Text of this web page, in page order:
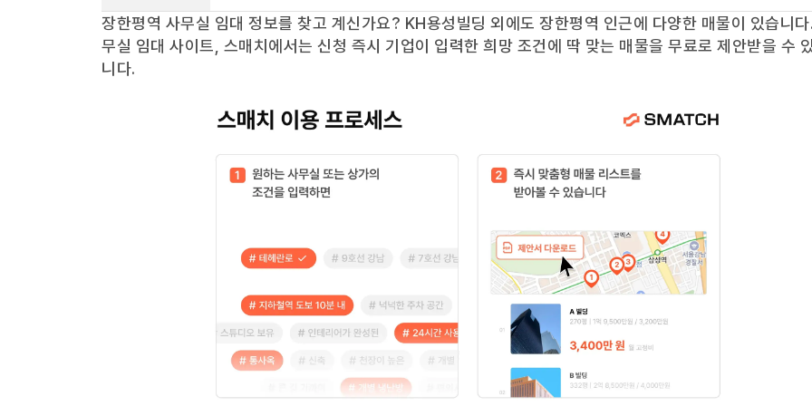
장한평역 사무실 임대 정보를 찾고 계신가요? KH용성빌딩 외에도 장한평역 인근에 다양한 매물이 있습니
무실 임대 사이트, 스매치에서는 신청 즉시 기업이 입력한 희망 조건에 딱 맞는 매물을 무료로 제안받을 수
니다.